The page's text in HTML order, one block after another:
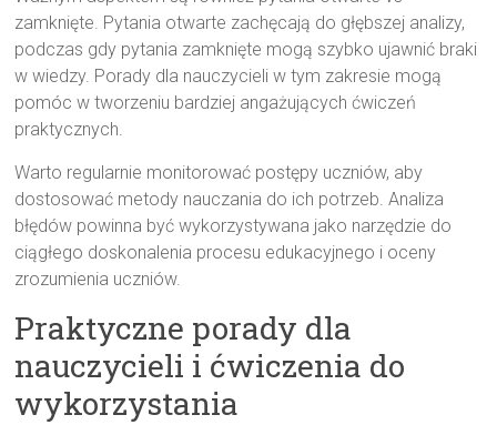
zamknięte. Pytania otwarte zachęcają do głębszej analizy,
podczas gdy pytania zamknięte mogą szybko ujawnić braki
w wiedzy. Porady dla nauczycieli w tym zakresie mogą
pomóc w tworzeniu bardziej angażujących ćwiczeń
praktycznych.
Warto regularnie monitorować postępy uczniów, aby
dostosować metody nauczania do ich potrzeb. Analiza
błędów powinna być wykorzystywana jako narzędzie do
ciągłego doskonalenia procesu edukacyjnego i oceny
zrozumienia uczniów.
Praktyczne porady dla
nauczycieli i ćwiczenia do
wykorzystania